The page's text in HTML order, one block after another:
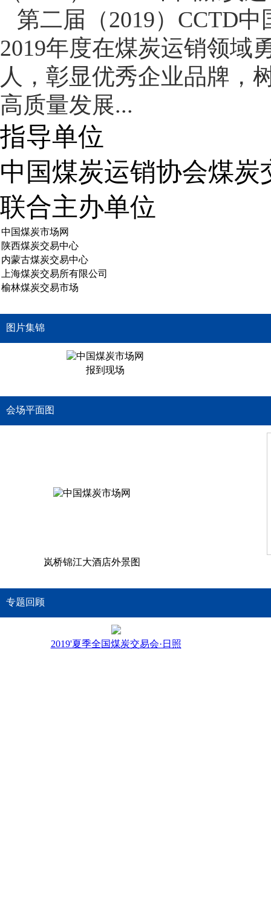
第二届（2019）CCTD
2019年度在煤炭运销领域
人，彰显优秀企业品牌，
高质量发展...
指导单位
中国煤炭运销协会煤
联合主办单位
中国煤炭市场网
陕西煤炭交易中心
内蒙古煤炭交易中心
上海煤炭交易所有限公司
榆林煤炭交易市场
图片集锦
报到现场
会场平面图
岚桥锦江大酒店外景图
专题回顾
2019'夏季全国煤炭交易会·日照